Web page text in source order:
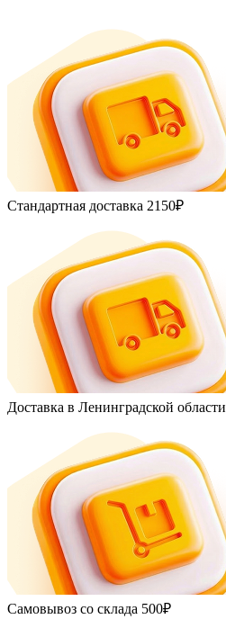
Стандартная доставка 2150₽
Доставка в Ленинградской области
Самовывоз со склада 500₽